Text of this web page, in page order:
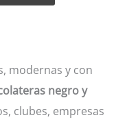
modernas y con
negro y
clubes, empresas